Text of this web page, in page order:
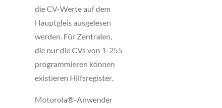
die CV-Werte auf dem
Hauptgleis ausgelesen
werden. Für Zentralen,
die nur die CVs von 1-255
programmieren können
existieren Hilfsregister.
Motorola®-Anwender